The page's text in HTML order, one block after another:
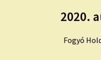
2020.
Fogyó